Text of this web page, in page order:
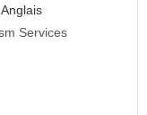
Services